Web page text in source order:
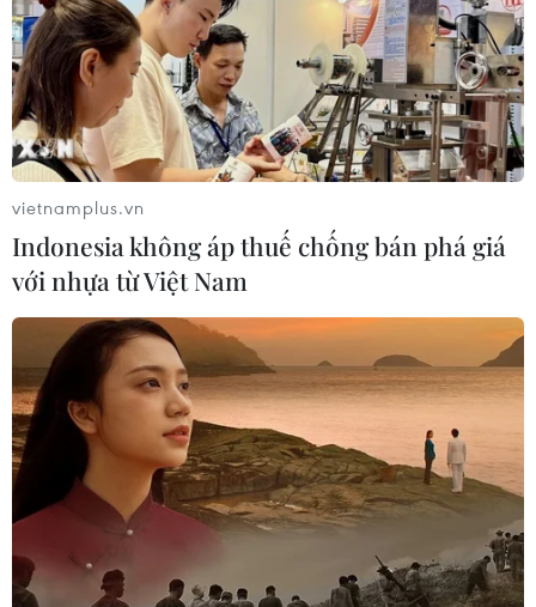
29/10/2016 11:30
Bộ trưởng Chủ nhiệm Văn phòng Chính phủ Mai Tiến
Dũng cho biết, Thủ tướng không chấp nhận đầu năm là
tháng ăn chơi, đồng thời yêu cầu ngay sau nghỉ Tết,
người lao động phải bắt tay vào việc luôn.
vietnamplus.vn
Indonesia không áp thuế chống bán phá giá
với nhựa từ Việt Nam